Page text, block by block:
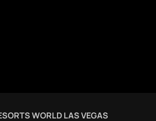
WORLD LAS VEGAS